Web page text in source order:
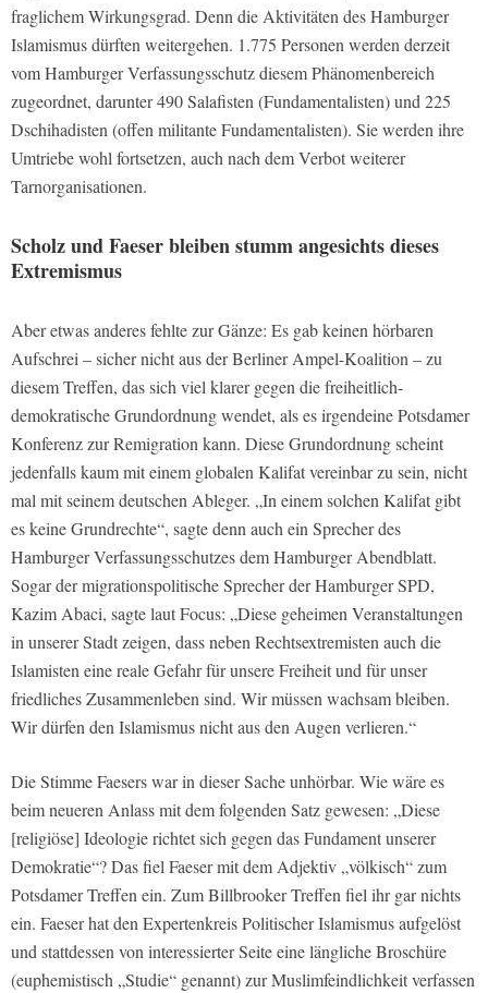
fraglichem Wirkungsgrad. Denn die Aktivitäten des Hamburger
Islamismus dürften weitergehen. 1.775 Personen werden derzeit
vom Hamburger Verfassungsschutz diesem Phänomenbereich
zugeordnet, darunter 490 Salafisten (Fundamentalisten) und 225
Dschihadisten (offen militante Fundamentalisten). Sie werden ihre
Umtriebe wohl fortsetzen, auch nach dem Verbot weiterer
Tarnorganisationen.
Scholz und Faeser bleiben stumm angesichts dieses
Extremismus
Aber etwas anderes fehlte zur Gänze: Es gab keinen hörbaren
Aufschrei – sicher nicht aus der Berliner Ampel-Koalition – zu
diesem Treffen, das sich viel klarer gegen die freiheitlich-
demokratische Grundordnung wendet, als es irgendeine Potsdamer
Konferenz zur Remigration kann. Diese Grundordnung scheint
jedenfalls kaum mit einem globalen Kalifat vereinbar zu sein, nicht
mal mit seinem deutschen Ableger. „In einem solchen Kalifat gibt
es keine Grundrechte“, sagte denn auch ein Sprecher des
Hamburger Verfassungsschutzes dem Hamburger Abendblatt.
Sogar der migrationspolitische Sprecher der Hamburger SPD,
Kazim Abaci, sagte laut Focus: „Diese geheimen Veranstaltungen
in unserer Stadt zeigen, dass neben Rechtsextremisten auch die
Islamisten eine reale Gefahr für unsere Freiheit und für unser
friedliches Zusammenleben sind. Wir müssen wachsam bleiben.
Wir dürfen den Islamismus nicht aus den Augen verlieren.“
Die Stimme Faesers war in dieser Sache unhörbar. Wie wäre es
beim neueren Anlass mit dem folgenden Satz gewesen: „Diese
[religiöse] Ideologie richtet sich gegen das Fundament unserer
Demokratie“? Das fiel Faeser mit dem Adjektiv „völkisch“ zum
Potsdamer Treffen ein. Zum Billbrooker Treffen fiel ihr gar nichts
ein. Faeser hat den Expertenkreis Politischer Islamismus aufgelöst
und stattdessen von interessierter Seite eine längliche Broschüre
(euphemistisch „Studie“ genannt) zur Muslimfeindlichkeit verfassen